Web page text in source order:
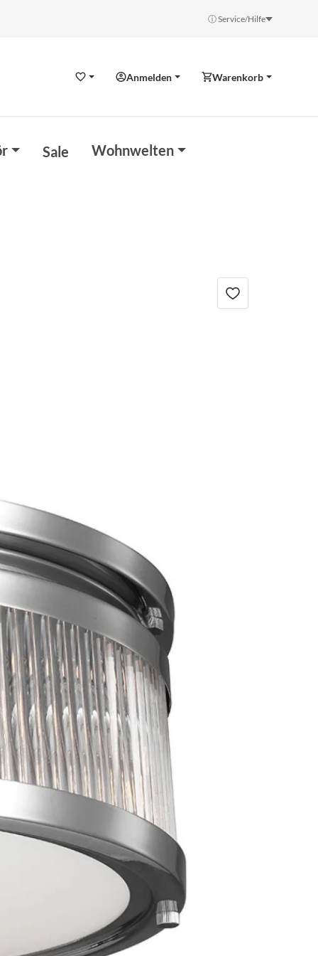
ⓘ Service/Hilfe
WunschzettelAnmelden Warenkorb
Sale Wohnwelten